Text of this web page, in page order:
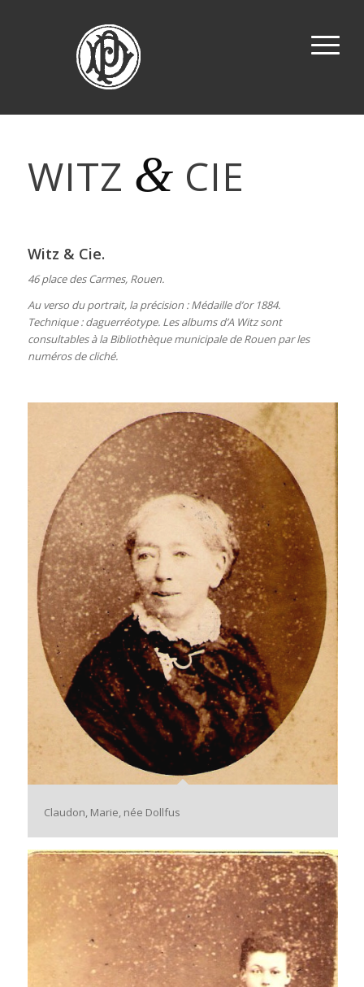
WITZ & CIE
Witz & Cie.
46 place des Carmes, Rouen.
Au verso du portrait, la précision : Médaille d’or 1884.
Technique : daguerréotype. Les albums d’A Witz sont
consultables à la Bibliothèque municipale de Rouen par les
numéros de cliché.
Claudon, Marie, née Dollfus